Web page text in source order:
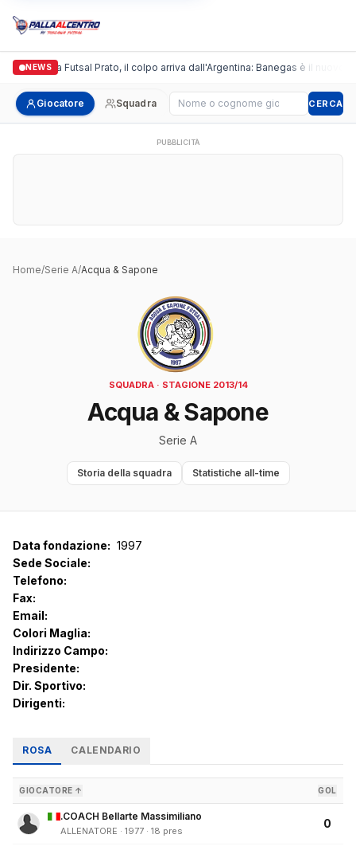
NEWS
Italgronda Futsal Prato, il colpo arriva dall'Argentina: Banegas è il nuovo
Giocatore Squadra Cerca giocatore CERCA
PUBBLICITÀ
Home/Serie A/Acqua & Sapone
SQUADRA · STAGIONE 2013/14
Acqua & Sapone
Serie A
Storia della squadra Statistiche all-time
Data fondazione: 1997
Sede Sociale:
Telefono:
Fax:
Email:
Colori Maglia:
Indirizzo Campo:
Presidente:
Dir. Sportivo:
Dirigenti:
ROSA CALENDARIO
GIOCATORE ↑ GOL
.COACH Bellarte Massimiliano
ALLENATORE · 1977 · 18 pres
0